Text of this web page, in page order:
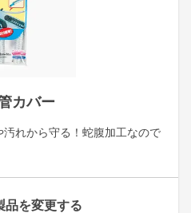
カバー
れから守る！蛇腹加工なので
品を変更する